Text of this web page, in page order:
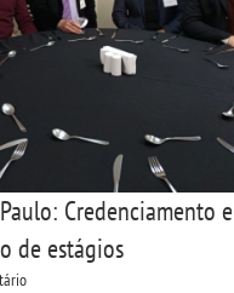
Credenciamento e
de estágios